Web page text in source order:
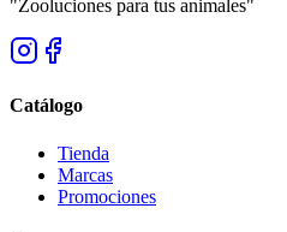
"Zooluciones para tus animales"
Catálogo
Tienda
Marcas
Promociones